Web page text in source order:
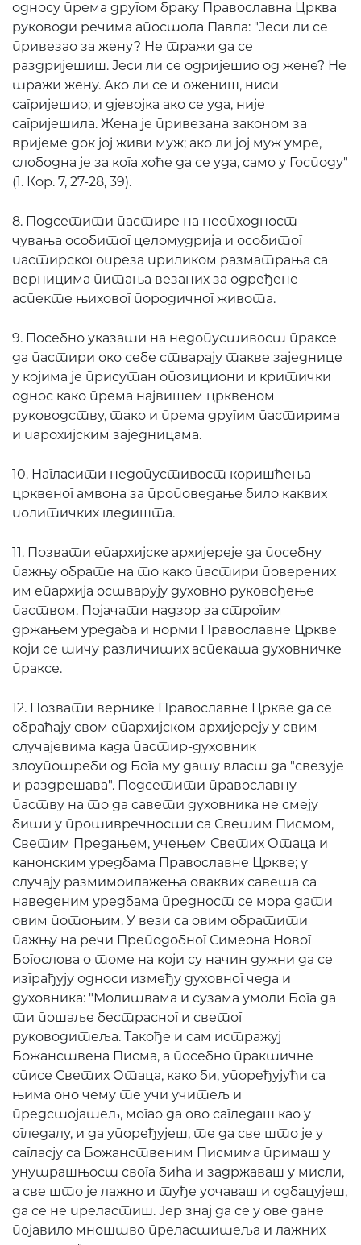
односу према другом браку Православна Црква
руководи речима апостола Павла: "Јеси ли се
привезао за жену? Не тражи да се
раздријешиш. Јеси ли се одријешио од жене? Не
тражи жену. Ако ли се и ожениш, ниси
сагријешио; и дјевојка ако се уда, није
сагријешила. Жена је привезана законом за
вријеме док јој живи муж; ако ли јој муж умре,
слободна је за кога хоће да се уда, само у Господу"
(1. Кор. 7, 27-28, 39).
8. Подсетити пастире на неопходност
чувања особитог целомудрија и особитог
пастирског опреза приликом разматрања са
верницима питања везаних за одређене
аспекте њиховог породичног живота.
9. Посебно указати на недопустивост праксе
да пастири око себе стварају такве заједнице
у којима је присутан опозициони и критички
однос како према највишем црквеном
руководству, тако и према другим пастирима
и парохијским заједницама.
10. Нагласити недопустивост коришћења
црквеног амвона за проповедање било каквих
политичких гледишта.
11. Позвати епархијске архијереје да посебну
пажњу обрате на то како пастири поверених
им епархија остварују духовно руковођење
паством. Појачати надзор за строгим
држањем уредаба и норми Православне Цркве
који се тичу различитих аспеката духовничке
праксе.
12. Позвати вернике Православне Цркве да се
обраћају свом епархијском архијереју у свим
случајевима када пастир-духовник
злоупотреби од Бога му дату власт да "свезује
и раздрешава". Подсетити православну
паству на то да савети духовника не смеју
бити у противречности са Светим Писмом,
Светим Предањем, учењем Светих Отаца и
канонским уредбама Православне Цркве; у
случају размимоилажења оваквих савета са
наведеним уредбама предност се мора дати
овим потоњим. У вези са овим обратити
пажњу на речи Преподобног Симеона Новог
Богослова о томе на који су начин дужни да се
изграђују односи између духовног чеда и
духовника: "Молитвама и сузама умоли Бога да
ти пошаље бестрасног и светог
руководитеља. Такође и сам истражуј
Божанствена Писма, а посебно практичне
списе Светих Отаца, како би, упоређујући са
њима оно чему те учи учитељ и
предстојатељ, могао да ово сагледаш као у
огледалу, и да упоређујеш, те да све што је у
сагласју са Божанственим Писмима примаш у
унутрашњост свога бића и задржаваш у мисли,
а све што је лажно и туђе уочаваш и одбацујеш,
да се не преластиш. Јер знај да се у ове дане
појавило мноштво преластитеља и лажних